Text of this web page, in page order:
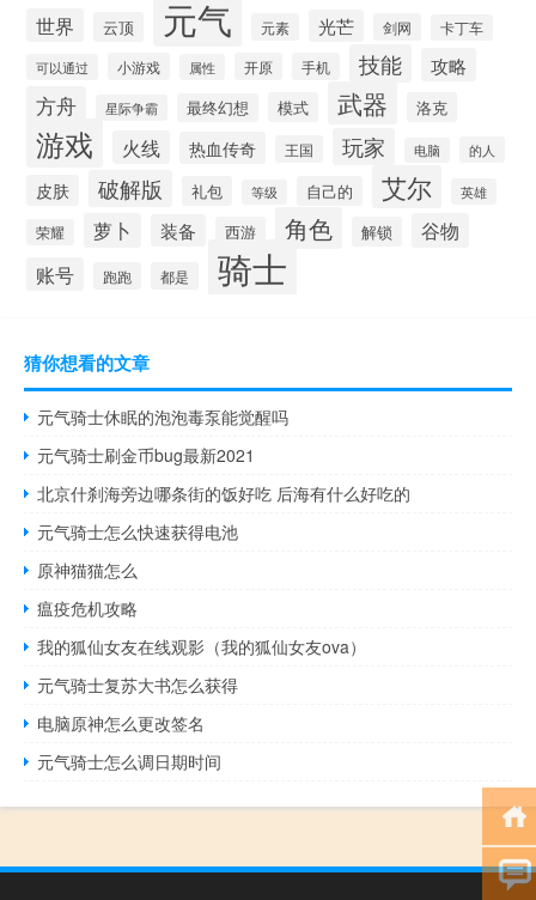
世界 云顶 元气 元素 光芒 剑网 卡丁车
可以通过 小游戏 属性 开原 手机 技能 攻略
方舟 星际争霸 最终幻想 模式 武器 洛克
游戏 火线 热血传奇 王国 玩家 电脑 的人
皮肤 破解版 礼包 等级 自己的 艾尔 英雄
荣耀 萝卜 装备 西游 角色 解锁 谷物
账号 跑跑 都是 骑士
猜你想看的文章
元气骑士休眠的泡泡毒泵能觉醒吗
元气骑士刷金币bug最新2021
北京什刹海旁边哪条街的饭好吃 后海有什么好吃的
元气骑士怎么快速获得电池
原神猫猫怎么
瘟疫危机攻略
我的狐仙女友在线观影（我的狐仙女友ova）
元气骑士复苏大书怎么获得
电脑原神怎么更改签名
元气骑士怎么调日期时间